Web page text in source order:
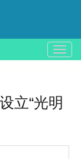
باز
و
منو立“光明